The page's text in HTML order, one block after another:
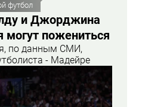
футбол
и Джорджина
могут пожениться
по данным СМИ,
- Мадейре